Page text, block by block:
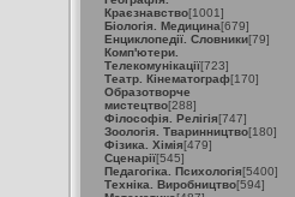
Краєзнавство[1001]
Біологія. Медицина[679]
Енциклопедії. Словники[79]
Комп'ютери.
Телекомунікації[723]
Театр. Кінематограф[170]
Образотворче
мистецтво[288]
Філософія. Релігія[747]
Зоологія. Тваринництво[180]
Фізика. Хімія[479]
Сценарії[545]
Педагогіка. Психологія[5400]
Техніка. Виробництво[594]